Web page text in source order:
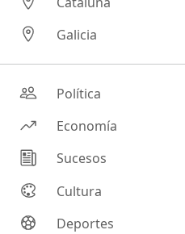
Galicia
Política
Economía
Sucesos
Cultura
Deportes